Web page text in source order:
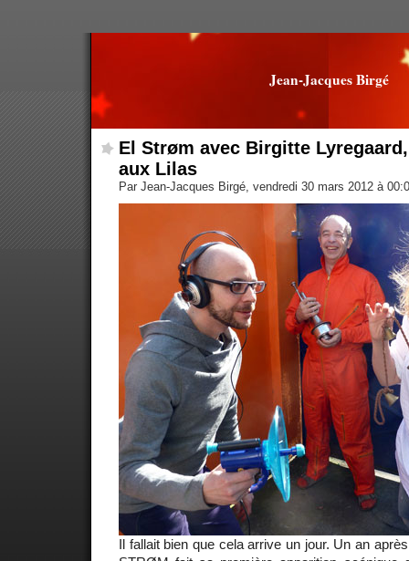
Jean-Jacques Birgé
El Strøm avec Birgitte
aux Lilas
Par Jean-Jacques Birgé, vendredi 30 mars 2012 à
Il fallait bien que cela arrive un jour. Un an